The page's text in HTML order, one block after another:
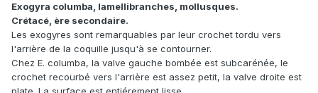
Exogyra columba, lamellibranches, mollusques.
Crétacé, ère secondaire.
Les exogyres sont remarquables par leur crochet tordu vers
l'arrière de la coquille jusqu'à se contourner.
Chez E. columba, la valve gauche bombée est subcarénée, le
crochet recourbé vers l'arrière est assez petit, la valve droite est